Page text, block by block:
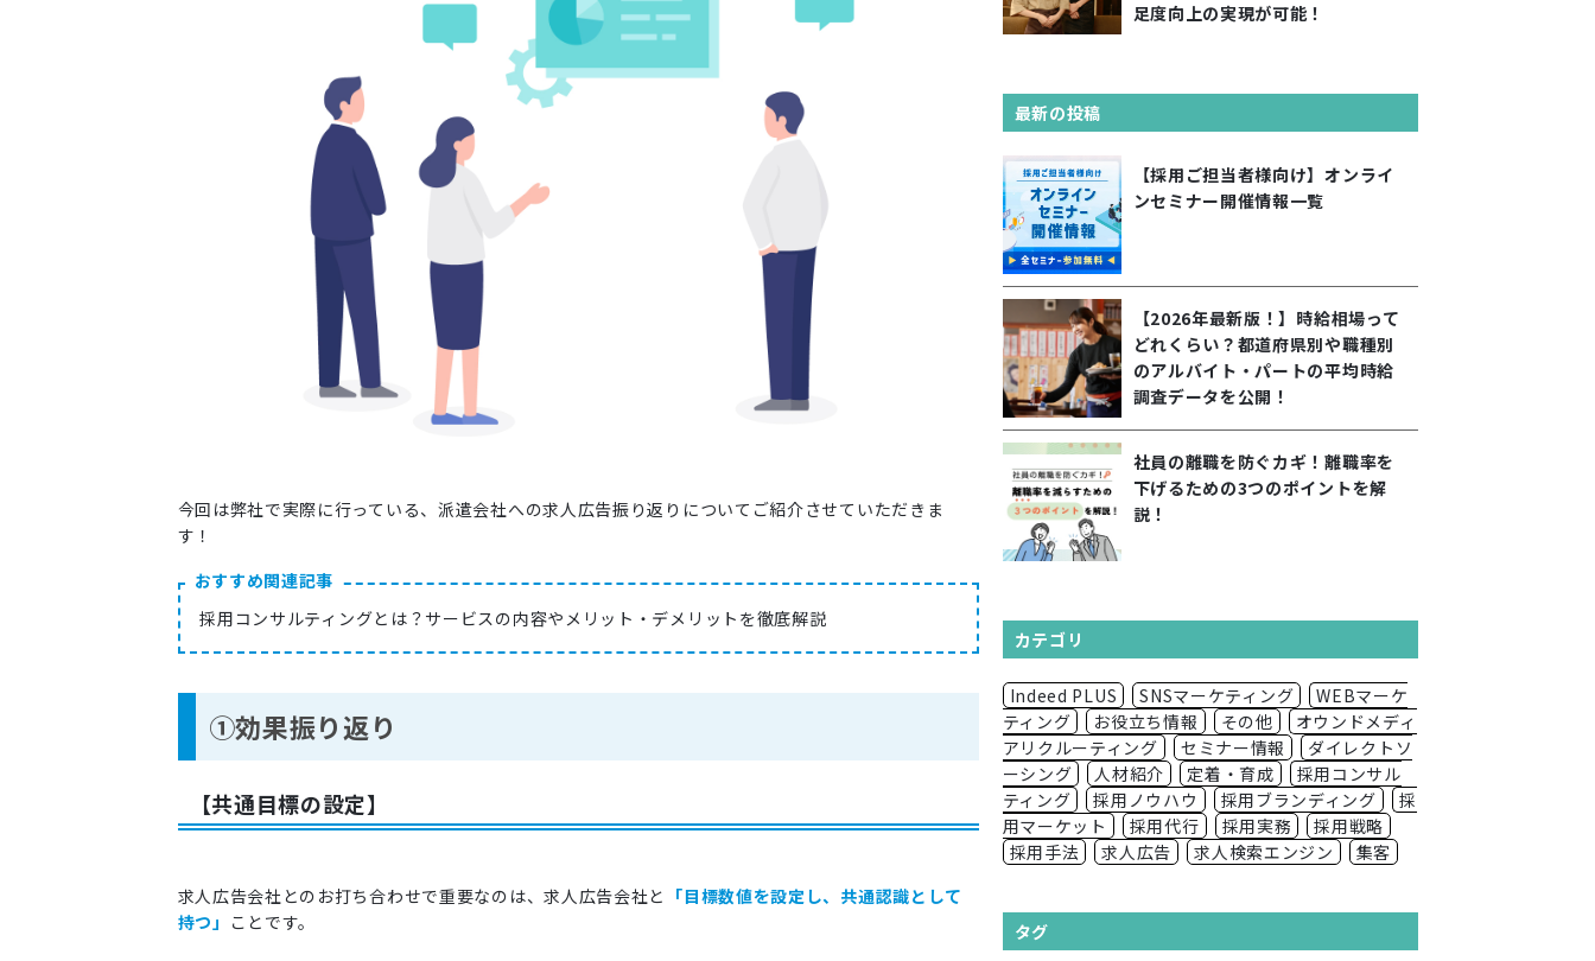
今回は弊社で実際に行っている、派遣会社への求人広告振り返りについてご紹介させていただきま
す！
おすすめ関連記事
採用コンサルティングとは？サービスの内容やメリット・デメリットを徹底解説
①効果振り返り
【共通目標の設定】
求人広告会社とのお打ち合わせで重要なのは、求人広告会社と 「目標数値を設定し、共通認識として
持つ」 ことです。
足度向上の実現が可能！
最新の投稿
【採用ご担当者様向け】オンライ
ンセミナー開催情報一覧
【2026年最新版！】時給相場って
どれくらい？都道府県別や職種別
のアルバイト・パートの平均時給
調査データを公開！
社員の離職を防ぐカギ！離職率を
下げるための3つのポイントを解
説！
カテゴリ
Indeed PLUS SNSマーケティング
WEBマーケ
ティング
お役立ち情報 その他
オウンドメディ
アリクルーティング
セミナー情報
ダイレクトソ
ーシング
人材紹介 定着・育成
採用コンサル
ティング
採用ノウハウ 採用ブランディング
採
用マーケット
採用代行 採用実務
採用戦略
採用手法
求人広告 求人検索エンジン 集客
タグ